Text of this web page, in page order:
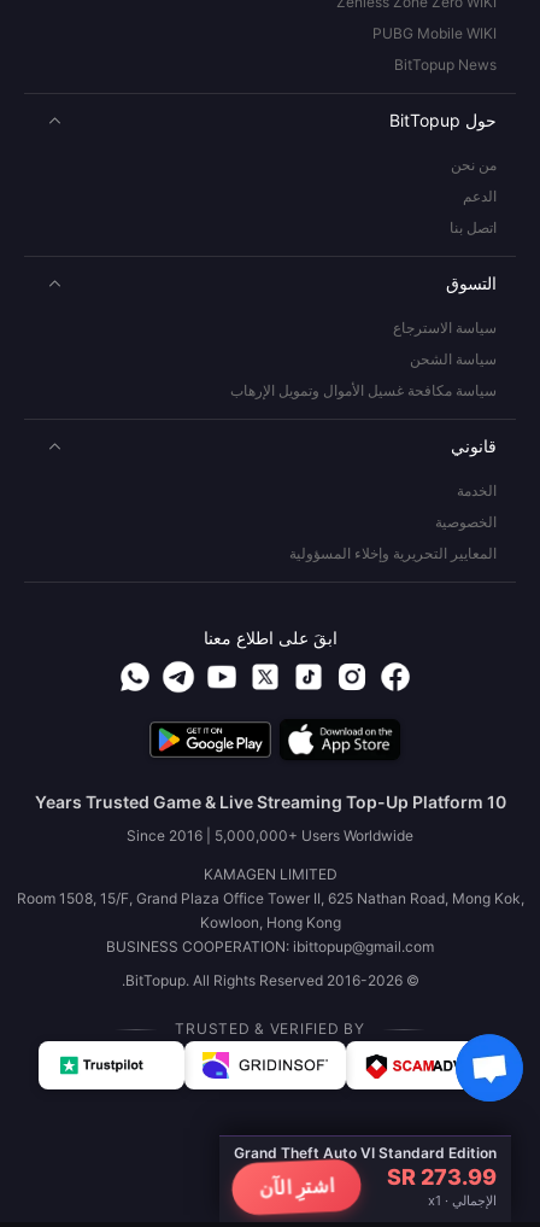
Grand Theft Auto VI Standard Edition
SR 273.99
الإجمالي · x1
اشترِ الآن
PUBG Mobile WIKI
BitTopup News
حول BitTopup
من نحن
الدعم
اتصل بنا
التسوق
سياسة الاسترجاع
سياسة الشحن
سياسة مكافحة غسيل الأموال وتمويل الإرهاب
قانوني
الخدمة
الخصوصية
المعايير التحريرية وإخلاء المسؤولية
ابقَ على اطلاع معنا
10 Years Trusted Game & Live Streaming Top-Up Platform
Since 2016 | 5,000,000+ Users Worldwide
KAMAGEN LIMITED
Room 1508, 15/F, Grand Plaza Office Tower II, 625 Nathan Road, Mong Kok,
Kowloon, Hong Kong
BUSINESS COOPERATION: ibittopup@gmail.com
© 2016-2026 BitTopup. All Rights Reserved.
TRUSTED & VERIFIED BY